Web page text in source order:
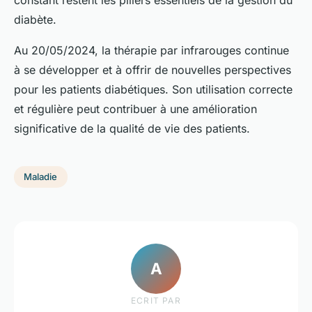
diabète.
Au 20/05/2024, la thérapie par infrarouges continue
à se développer et à offrir de nouvelles perspectives
pour les patients diabétiques. Son utilisation correcte
et régulière peut contribuer à une amélioration
significative de la qualité de vie des patients.
Maladie
A
ECRIT PAR